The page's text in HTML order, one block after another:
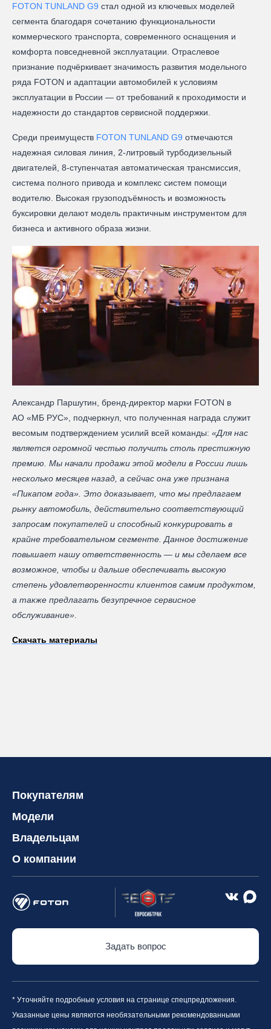
FOTON TUNLAND G9 стал одной из ключевых моделей
сегмента благодаря сочетанию функциональности
коммерческого транспорта, современного оснащения и
комфорта повседневной эксплуатации. Отраслевое
признание подчёркивает значимость развития модельного
ряда FOTON и адаптации автомобилей к условиям
эксплуатации в России — от требований к проходимости и
надежности до стандартов сервисной поддержки.
Среди преимуществ FOTON TUNLAND G9 отмечаются
надежная силовая линия, 2-литровый турбодизельный
двигателей, 8-ступенчатая автоматическая трансмиссия,
система полного привода и комплекс систем помощи
водителю. Высокая грузоподъёмность и возможность
буксировки делают модель практичным инструментом для
бизнеса и активного образа жизни.
Александр Паршутин, бренд-директор марки FOTON в
АО «МБ РУС», подчеркнул, что полученная награда служит
весомым подтверждением усилий всей команды: «Для нас
является огромной честью получить столь престижную
премию. Мы начали продажи этой модели в России лишь
несколько месяцев назад, а сейчас она уже признана
«Пикапом года». Это доказывает, что мы предлагаем
рынку автомобиль, действительно соответствующий
запросам покупателей и способный конкурировать в
крайне требовательном сегменте. Данное достижение
повышает нашу ответственность — и мы сделаем все
возможное, чтобы и дальше обеспечивать высокую
степень удовлетворенности клиентов самим продуктом,
а также предлагать безупречное сервисное
обслуживание»
Скачать материалы
Покупателям
Модели
Владельцам
О компании
Задать вопрос
* Уточняйте подробные условия на странице спецпредложения.
Указанные цены являются необязательными рекомендованными